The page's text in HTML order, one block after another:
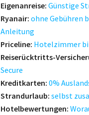
Eigenanreise: Günstige
Ryanair: ohne Gebühren
Anleitung
Priceline: Hotelzimmer
Reiserücktritts-
Secure
Kreditkarten: 0%
Strandurlaub: selbst
Hotelbewertungen: